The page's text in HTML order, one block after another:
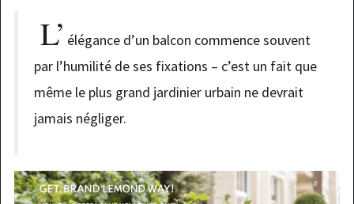
L’ élégance d’un balcon commence souvent
par l’humilité de ses fixations – c’est un fait que
même le plus grand jardinier urbain ne devrait
jamais négliger.